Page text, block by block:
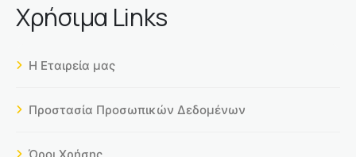
Χρήσιμα Links
Η Εταιρεία μας
Προστασία Προσωπικών Δεδομένων
Όροι Χρήσης